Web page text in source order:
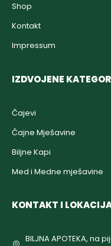
Shop
Kontakt
Impressum
IZDVOJENE
Čajevi
Čajne Mješavine
Biljne Kapi
Med i Medne mješavine
KONTAKT I
BILJNA APOTEKA, na